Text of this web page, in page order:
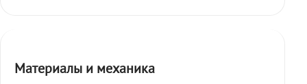
Материалы и механика